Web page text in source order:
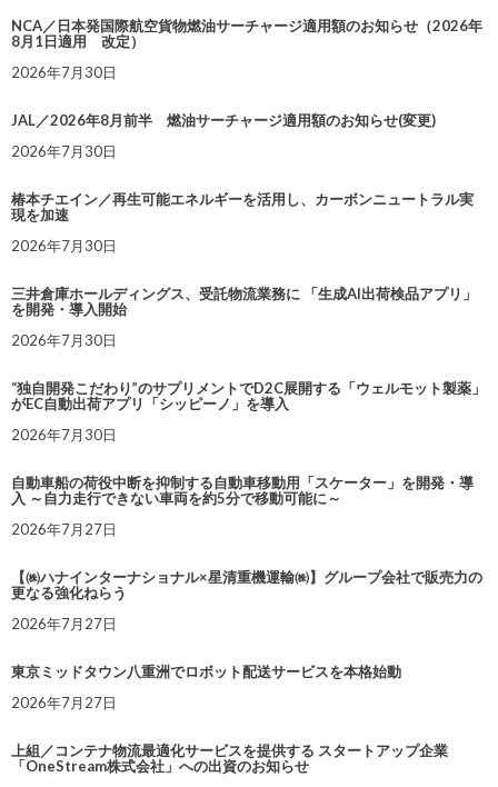
NCA／日本発国際航空貨物燃油サーチャージ適用額のお知らせ（2026年
8月1日適用 改定）
2026年7月30日
JAL／2026年8月前半 燃油サーチャージ適用額のお知らせ(変更)
2026年7月30日
椿本チエイン／再生可能エネルギーを活用し、カーボンニュートラル実
現を加速
2026年7月30日
三井倉庫ホールディングス、受託物流業務に 「生成AI出荷検品アプリ」
を開発・導入開始
2026年7月30日
“独自開発こだわり”のサプリメントでD2C展開する「ウェルモット製薬」
がEC自動出荷アプリ「シッピーノ」を導入
2026年7月30日
自動車船の荷役中断を抑制する自動車移動用「スケーター」を開発・導
入 ～自力走行できない車両を約5分で移動可能に～
2026年7月27日
【㈱ハナインターナショナル×星清重機運輸㈱】グループ会社で販売力の
更なる強化ねらう
2026年7月27日
東京ミッドタウン八重洲でロボット配送サービスを本格始動
2026年7月27日
上組／コンテナ物流最適化サービスを提供する スタートアップ企業
「OneStream株式会社」への出資のお知らせ